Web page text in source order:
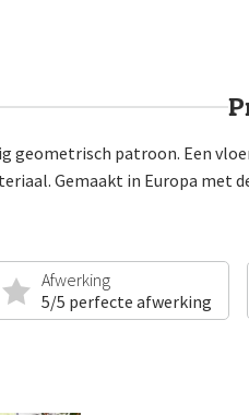
geometrisch patroon. Een
Gemaakt in Europa met
Afwerking
5/5 perfecte afwerking